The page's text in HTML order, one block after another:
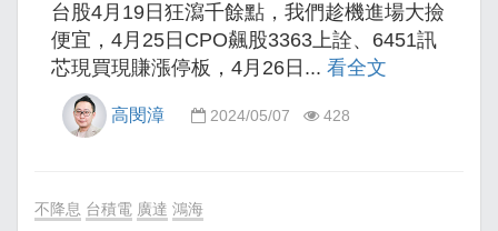
台股4月19日狂瀉千餘點，我們趁機進場大撿
便宜，4月25日CPO飆股3363上詮、6451訊
芯現買現賺漲停板，4月26日... 看全文
高閔漳 2024/05/07 428
不降息 台積電 廣達 鴻海